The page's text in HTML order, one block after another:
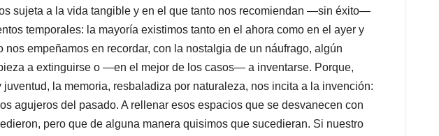
sujeta a la vida tangible y en el que tanto nos recomiendan —sin éxito—
temporales: la mayoría existimos tanto en el ahora como en el ayer y
nos empeñamos en recordar, con la nostalgia de un náufrago, algún
a extinguirse o —en el mejor de los casos— a inventarse. Porque,
la memoria, resbaladiza por naturaleza, nos incita a la invención:
agujeros del pasado. A rellenar esos espacios que se desvanecen con
pero que de alguna manera quisimos que sucedieran. Si nuestro